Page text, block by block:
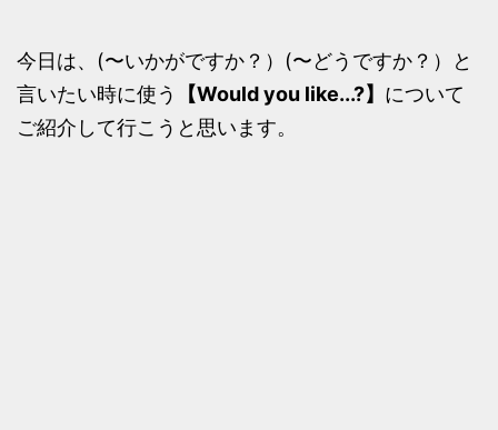
今日は、(〜いかがですか？）(〜どうですか？）と
言いたい時に使う
【Would you like...?】 について
ご紹介して行こうと思います。